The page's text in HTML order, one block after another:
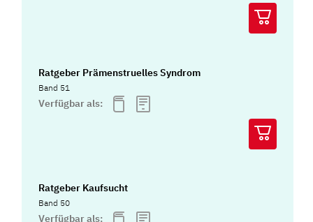
Ratgeber Prämenstruelles Syndrom
Band 51
Verfügbar als:
Ratgeber Kaufsucht
Band 50
Verfügbar als: